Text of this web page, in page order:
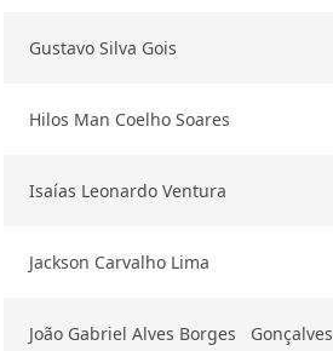
Gustavo Silva Gois
Hilos Man Coelho Soares
Isaías Leonardo Ventura
Jackson Carvalho Lima
João Gabriel Alves Borges Gonçalves